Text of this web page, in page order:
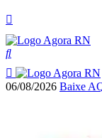
06/08/2026 Baixe